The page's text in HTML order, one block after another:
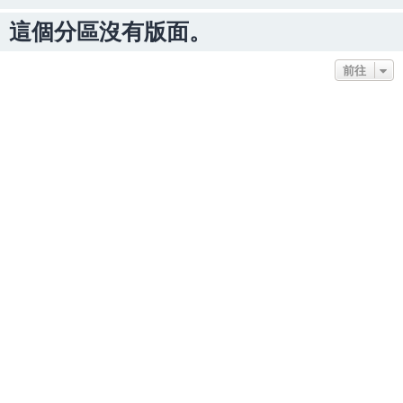
這個分區沒有版面。
前往